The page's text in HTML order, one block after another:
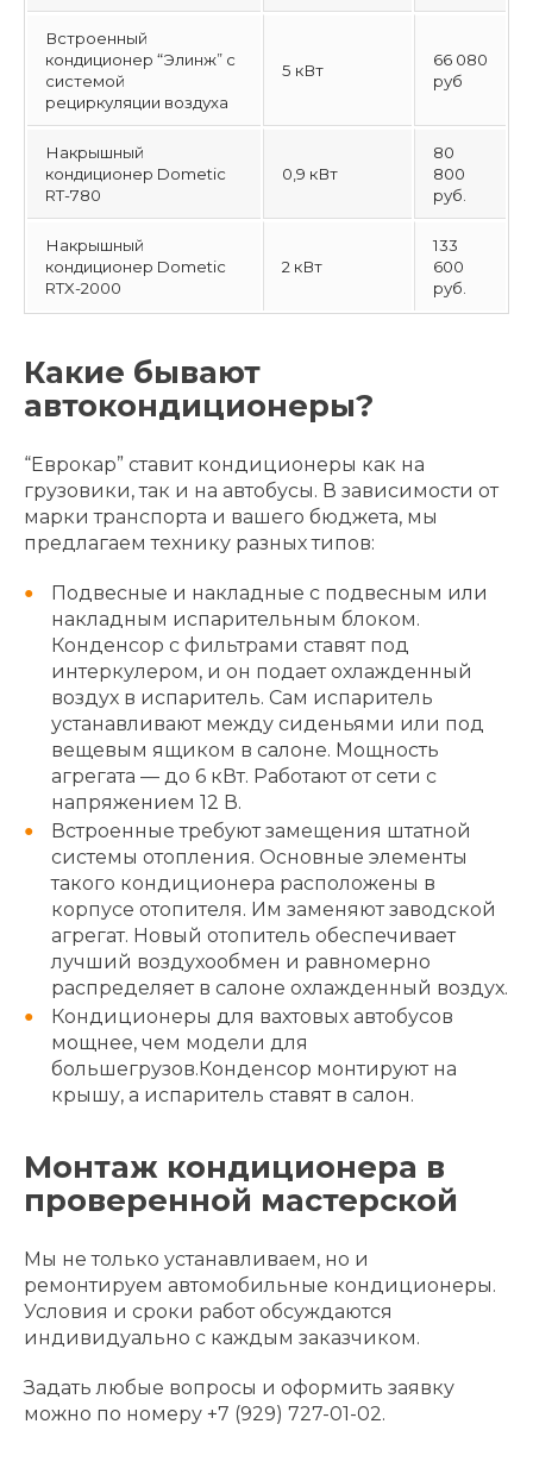
Встроенный
кондиционер “Элинж” с
системой
рециркуляции воздуха
5 кВт
66 080
руб
Накрышный
кондиционер Dometic
RT-780
0,9 кВт
80
800
руб.
Накрышный
кондиционер Dometic
RTX-2000
2 кВт
133
600
руб.
Какие бывают
автокондиционеры?
“Еврокар” ставит кондиционеры как на
грузовики, так и на автобусы. В зависимости от
марки транспорта и вашего бюджета, мы
предлагаем технику разных типов:
Подвесные и накладные с подвесным или
накладным испарительным блоком.
Конденсор с фильтрами ставят под
интеркулером, и он подает охлажденный
воздух в испаритель. Сам испаритель
устанавливают между сиденьями или под
вещевым ящиком в салоне. Мощность
агрегата — до 6 кВт. Работают от сети с
напряжением 12 В.
Встроенные требуют замещения штатной
системы отопления. Основные элементы
такого кондиционера расположены в
корпусе отопителя. Им заменяют заводской
агрегат. Новый отопитель обеспечивает
лучший воздухообмен и равномерно
распределяет в салоне охлажденный воздух.
Кондиционеры для вахтовых автобусов
мощнее, чем модели для
большегрузов.Конденсор монтируют на
крышу, а испаритель ставят в салон.
Монтаж кондиционера в
проверенной мастерской
Мы не только устанавливаем, но и
ремонтируем автомобильные кондиционеры.
Условия и сроки работ обсуждаются
индивидуально с каждым заказчиком.
Задать любые вопросы и оформить заявку
можно по номеру +7 (929) 727-01-02.